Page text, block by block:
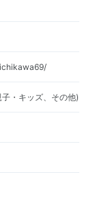
・キッズ、その他)